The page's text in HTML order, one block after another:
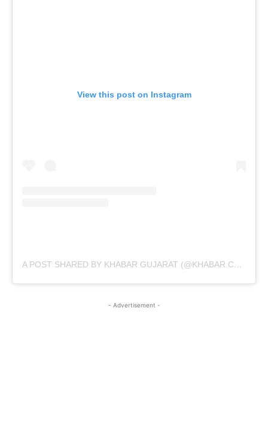
View this post on Instagram
A POST SHARED BY KHABAR GUJARAT (@KHABAR.COMMUNICATION)
- Advertisement -